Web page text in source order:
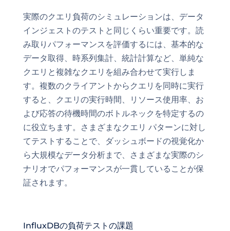
実際のクエリ負荷のシミュレーションは、データ
インジェストのテストと同じくらい重要です。読
み取りパフォーマンスを評価するには、基本的な
データ取得、時系列集計、統計計算など、単純な
クエリと複雑なクエリを組み合わせて実行しま
す。複数のクライアントからクエリを同時に実行
すると、クエリの実行時間、リソース使用率、お
よび応答の待機時間のボトルネックを特定するの
に役立ちます。さまざまなクエリ パターンに対し
てテストすることで、ダッシュボードの視覚化か
ら大規模なデータ分析まで、さまざまな実際のシ
ナリオでパフォーマンスが一貫していることが保
証されます。
InfluxDBの負荷テストの課題